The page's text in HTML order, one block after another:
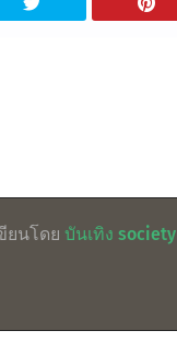
ยนโดย บันเทิง society